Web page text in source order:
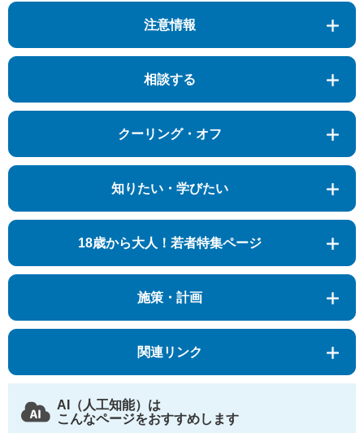
注意情報
相談する
クーリング・オフ
知りたい・学びたい
18歳から大人！若者特集ページ
施策・計画
関連リンク
AI（人工知能）は
こんなページをおすすめします